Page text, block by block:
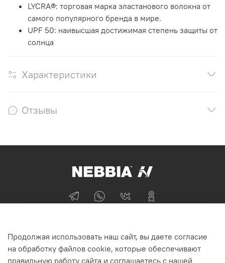
LYCRA®: торговая марка эластанового волокна от
самого популярного бренда в мире.
UPF 50: наивысшая достижимая степень защиты от
солнца
Характеристики
Отзывы
+74955870705
г Москва
Продолжая использовать наш сайт, вы даете согласие
на обработку файлов cookie, которые обеспечивают
правильную работу сайта и соглашаетесь с нашей